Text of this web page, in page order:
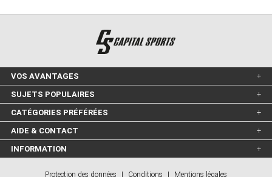
VOS AVANTAGES
SUJETS POPULAIRES
CATÉGORIES PRÉFÉRÉES
AIDE & CONTACT
INFORMATION
Protection des données Conditions Mentions légales